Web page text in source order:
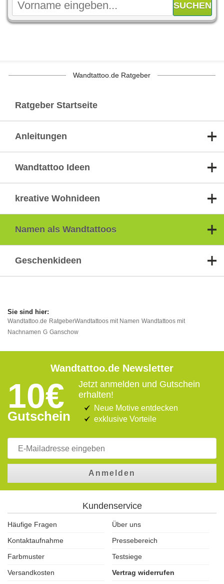
Wandtattoo.de Ratgeber
Ratgeber Startseite
Anleitungen
Wandtattoo Ideen
kreative Wohnideen
Namen als Wandtattoos
Geschenkideen
Wandtattoo.de RatgeberWandtattoos mit Namen Wandtattoos mit
Nachnamen G Ganschow
Wandtattoo.de Newsletter
10€
Gutschein
Jetzt anmelden und Gutschein
erhalten!
Neue Motive entdecken
exklusive Vorteile
Anmelden
Kundenservice
Häufige Fragen
Über uns
Kontaktaufnahme
Pressebereich
Farbmuster
Testsiege
Versandkosten
Vertrag widerrufen